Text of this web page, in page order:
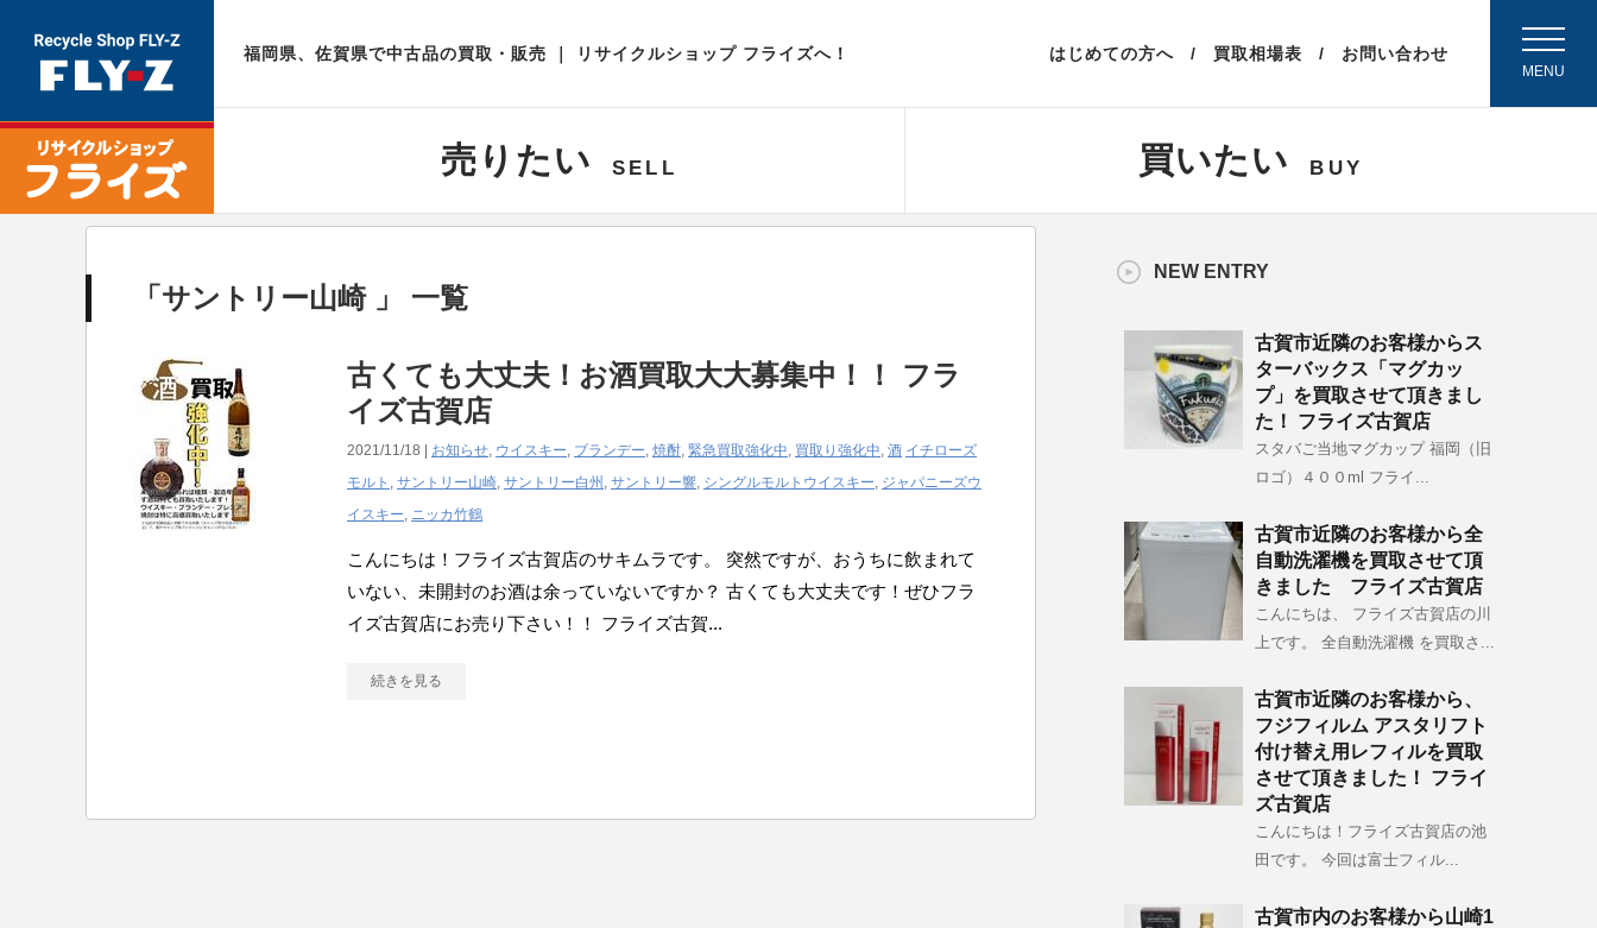
福岡県、佐賀県で中古品の買取・販売 ｜ リサイクルショップ フライズへ！ はじめての方へ 買取相場表 お問い合わせ
MENU
売りたい SELL 買いたい BUY
「サントリー山崎 」 一覧
古くても大丈夫！お酒買取大大募集中！！ フラ
イズ古賀店
2021/11/18 | お知らせ, ウイスキー, ブランデー, 焼酎, 緊急買取強化中, 買取り強化中, 酒 イチローズ
モルト , サントリー山崎, サントリー白州 , サントリー響, シングルモルトウイスキー, ジャパニーズウ
イスキー, ニッカ竹鶴
こんにちは！フライズ古賀店のサキムラです。 突然ですが、おうちに飲まれて
いない、未開封のお酒は余っていないですか？ 古くても大丈夫です！ぜひフラ
イズ古賀店にお売り下さい！！ フライズ古賀...
続きを見る
NEW ENTRY
古賀市近隣のお客様からス
ターバックス「マグカッ
プ」を買取させて頂きまし
た！ フライズ古賀店
スタバご当地マグカップ 福岡（旧
ロゴ）４００ml フライ...
古賀市近隣のお客様から全
自動洗濯機を買取させて頂
きました フライズ古賀店
こんにちは、 フライズ古賀店の川
上です。 全自動洗濯機 を買取さ...
古賀市近隣のお客様から、
フジフィルム アスタリフト
付け替え用レフィルを買取
させて頂きました！ フライ
ズ古賀店
こんにちは！フライズ古賀店の池
田です。 今回は富士フィル...
古賀市内のお客様から山崎1